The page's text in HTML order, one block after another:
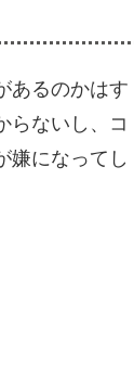
あるのかはす
らないし、コ
嫌になってし